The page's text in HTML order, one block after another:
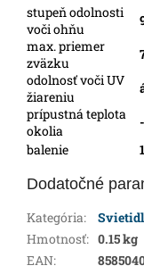
stupeň odolnosti
voči ohňu
max. priemer
zväzku
odolnosť voči UV
žiareniu
prípustná teplota
okolia
balenie
Dodatočné
Kategória:
Hmotnosť: 0.15 kg
EAN: